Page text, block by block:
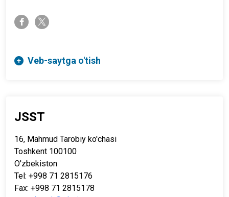
facebook-ftwitter-x
Veb-saytga o'tish
JSST
16, Mahmud Tarobiy ko'chasi
Toshkent 100100
O'zbekiston
Tel: +998 71 2815176
Fax: +998 71 2815178